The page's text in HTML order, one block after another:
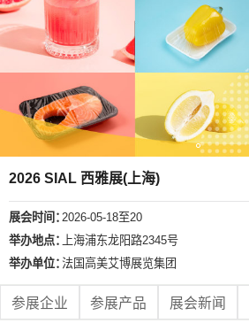
2026 SIAL 西雅展(上海)
展会时间：2026-05-18至20
举办地点： 上海浦东龙阳路2345号
举办单位：法国高美艾博展览集团
参展企业 参展产品 展会新闻